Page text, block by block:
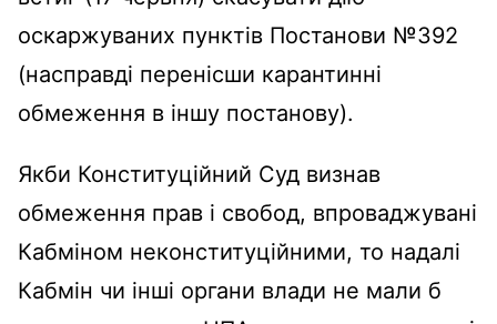
оскаржуваних пунктів Постанови №392
(насправді перенісши карантинні
обмеження в іншу постанову).
Якби Конституційний Суд визнав
обмеження прав і свобод, впроваджувані
Кабміном неконституційними, то надалі
Кабмін чи інші органи влади не мали б